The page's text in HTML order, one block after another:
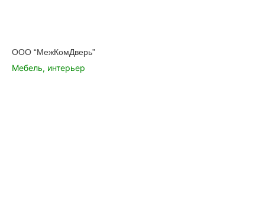
ООО “МежКомДверь”
Мебель, интерьер